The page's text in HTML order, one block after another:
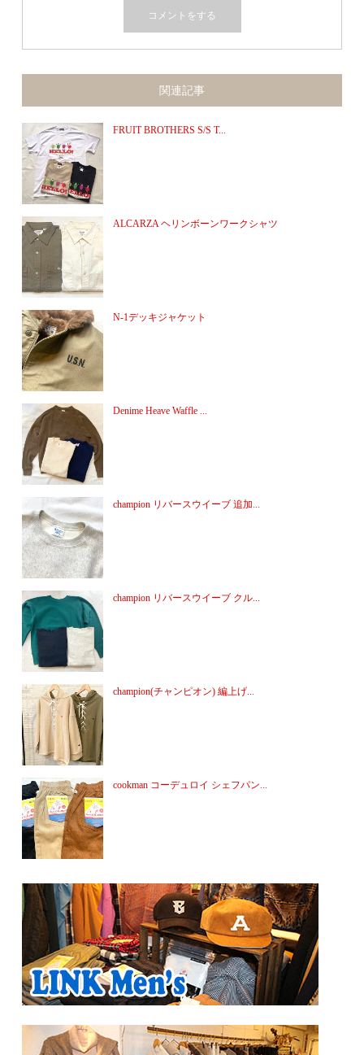
関連記事
FRUIT BROTHERS S/S T...
ALCARZA ヘリンボーンワークシャツ
N-1デッキジャケット
Denime Heave Waffle ...
champion リバースウイーブ 追加...
champion リバースウイーブ クル...
champion(チャンピオン) 編上げ...
cookman コーデュロイ シェフパン...